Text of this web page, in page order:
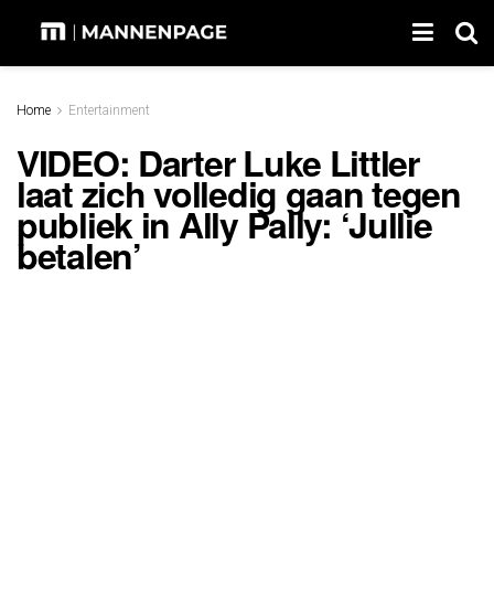
Home Entertainment
VIDEO: Darter Luke Littler
laat zich volledig gaan tegen
publiek in Ally Pally: ‘Jullie
betalen’